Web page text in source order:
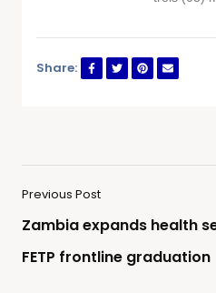
Share:
Previous Post
Zambia expands health
FETP frontline graduation